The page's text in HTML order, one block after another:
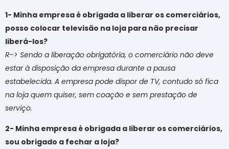
1- Minha empresa é obrigada a liberar os comerciários,
posso colocar televisão na loja para não precisar
liberá-los?
R-> Sendo a liberação obrigatória, o comerciário não deve
estar à disposição da empresa durante a pausa
estabelecida. A empresa pode dispor de TV, contudo só fica
na loja quem quiser, sem coação e sem prestação de
serviço.
2- Minha empresa é obrigada a liberar os comerciários,
sou obrigado a fechar a loja?